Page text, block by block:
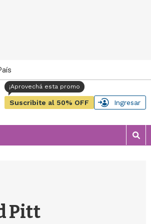
Suscribite al 50% OFF Ingresar
M
o
Pitt